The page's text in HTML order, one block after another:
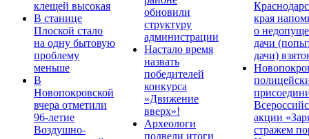
клещей высокая
В станице
Плоской стало
на одну бытовую
проблему
меньше
В
Новопокровской
вчера отметили
96-летие
Воздушно-
обновили
структуру
администрации
Настало время
назвать
победителей
конкурса
«Движение
вверх»!
Археологи
подвели итоги
края
о
дачи
дачи)
акции
стражем